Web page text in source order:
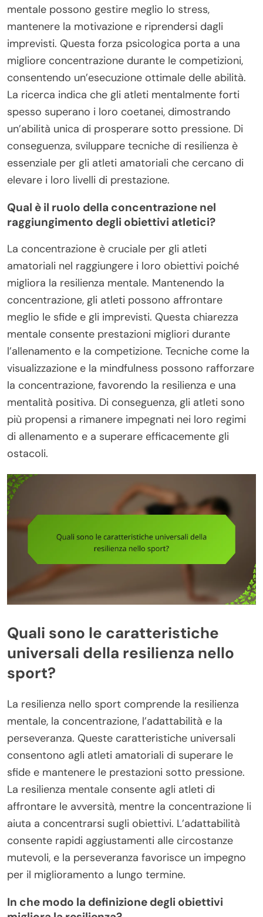
mentale possono gestire meglio lo stress,
mantenere la motivazione e riprendersi dagli
imprevisti. Questa forza psicologica porta a una
migliore concentrazione durante le competizioni,
consentendo un’esecuzione ottimale delle abilità.
La ricerca indica che gli atleti mentalmente forti
spesso superano i loro coetanei, dimostrando
un’abilità unica di prosperare sotto pressione. Di
conseguenza, sviluppare tecniche di resilienza è
essenziale per gli atleti amatoriali che cercano di
elevare i loro livelli di prestazione.
Qual è il ruolo della concentrazione nel
raggiungimento degli obiettivi atletici?
La concentrazione è cruciale per gli atleti
amatoriali nel raggiungere i loro obiettivi poiché
migliora la resilienza mentale. Mantenendo la
concentrazione, gli atleti possono affrontare
meglio le sfide e gli imprevisti. Questa chiarezza
mentale consente prestazioni migliori durante
l’allenamento e la competizione. Tecniche come la
visualizzazione e la mindfulness possono rafforzare
la concentrazione, favorendo la resilienza e una
mentalità positiva. Di conseguenza, gli atleti sono
più propensi a rimanere impegnati nei loro regimi
di allenamento e a superare efficacemente gli
ostacoli.
Quali sono le caratteristiche
universali della resilienza nello
sport?
La resilienza nello sport comprende la resilienza
mentale, la concentrazione, l’adattabilità e la
perseveranza. Queste caratteristiche universali
consentono agli atleti amatoriali di superare le
sfide e mantenere le prestazioni sotto pressione.
La resilienza mentale consente agli atleti di
affrontare le avversità, mentre la concentrazione li
aiuta a concentrarsi sugli obiettivi. L’adattabilità
consente rapidi aggiustamenti alle circostanze
mutevoli, e la perseveranza favorisce un impegno
per il miglioramento a lungo termine.
In che modo la definizione degli obiettivi